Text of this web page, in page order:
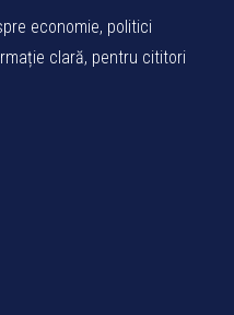
economie, politici
clară, pentru cititori